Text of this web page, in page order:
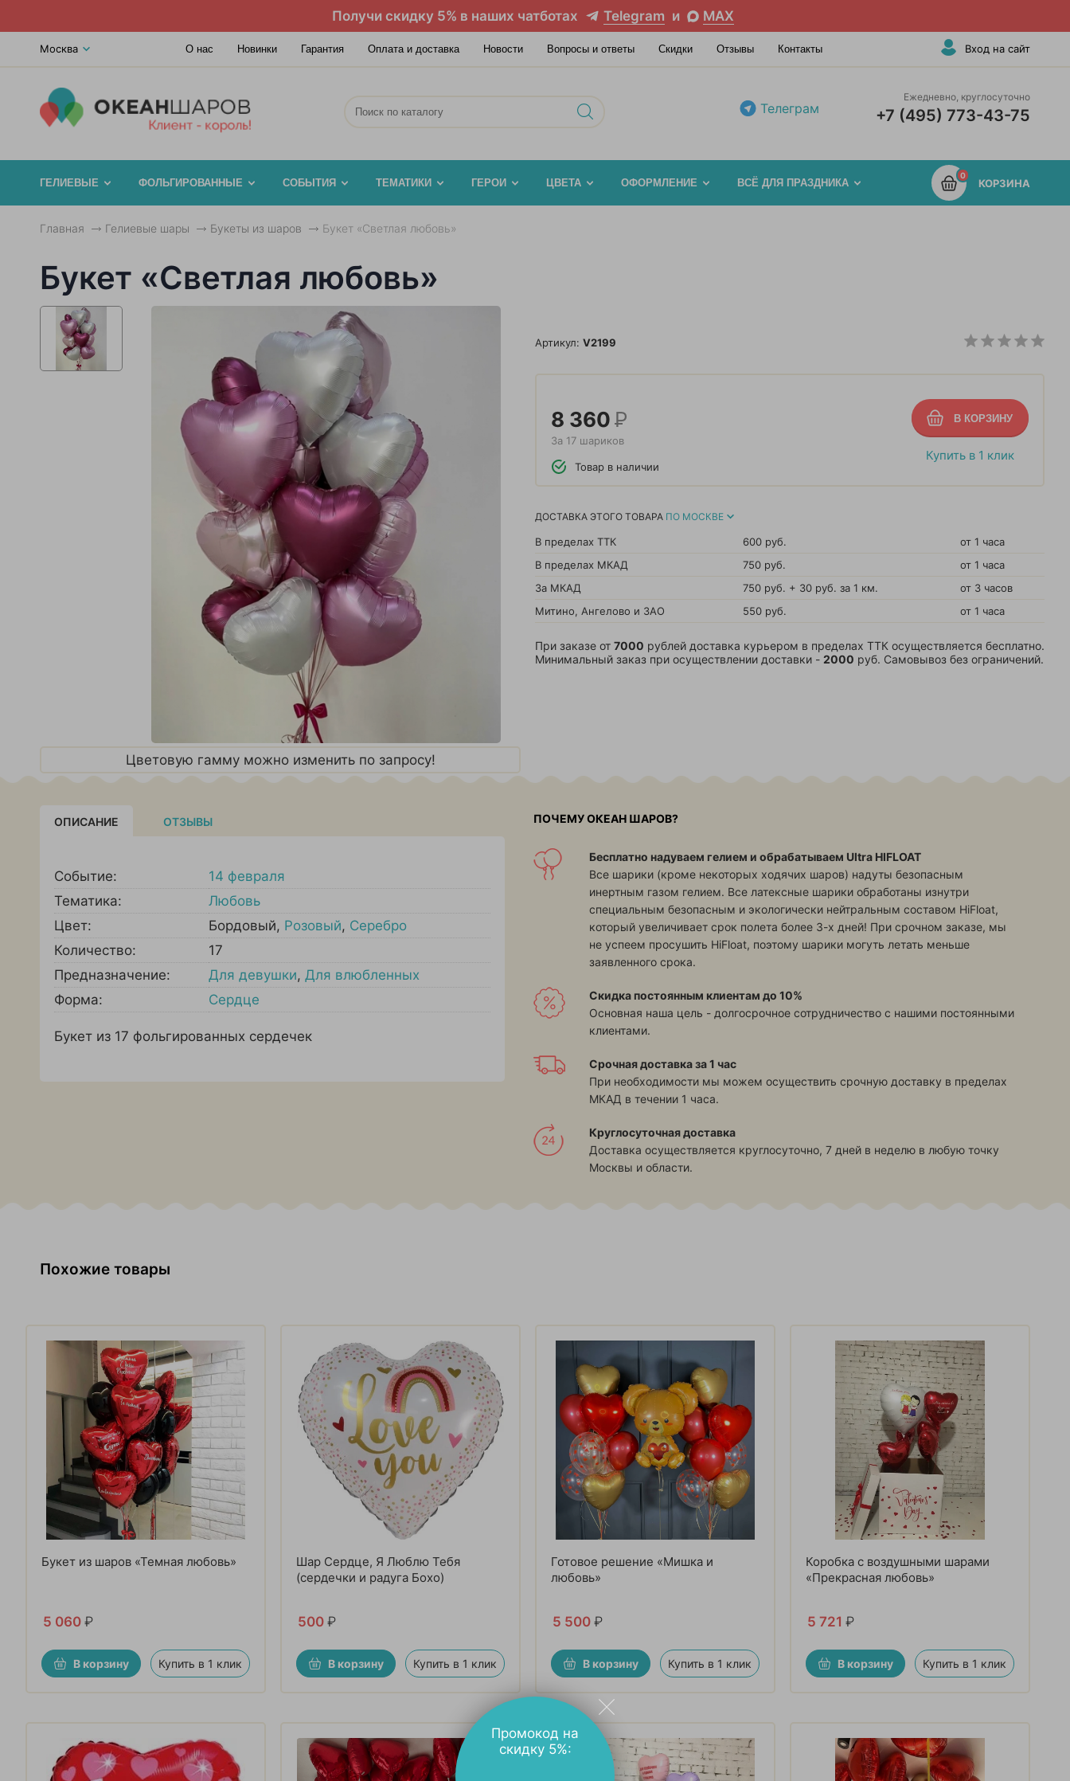
Получи скидку 5% в наших чатботах Telegram и MAX
Москва О нас Новинки Гарантия Оплата и доставка Новости Вопросы и ответы Скидки Отзывы Контакты Вход на сайт
Телеграм
Ежедневно, круглосуточно
+7 (495) 773-43-75
0
КОРЗИНА
ГЕЛИЕВЫЕ ФОЛЬГИРОВАННЫЕ СОБЫТИЯ ТЕМАТИКИ ГЕРОИ ЦВЕТА ОФОРМЛЕНИЕ ВСЁ ДЛЯ ПРАЗДНИКА
Главная Гелиевые шары Букеты из шаров Букет «Светлая любовь»
Букет «Светлая любовь»
Цветовую гамму можно изменить по запросу!
Артикул: V2199
Купить в 1 клик
8 360Р
За 17 шариков
Товар в наличии
ДОСТАВКА ЭТОГО ТОВАРА ПО МОСКВЕ
В пределах ТТК 600 руб.
от 1 часа
В пределах МКАД
750 руб.
от 1 часа
За МКАД
750 руб. + 30 руб. за 1 км.
от 3 часов
Митино, Ангелово и ЗАО
550 руб. от 1 часа
При заказе от 7000 рублей доставка курьером в пределах ТТК осуществляется бесплатно.
Минимальный заказ при осуществлении доставки - 2000 руб. Самовывоз без ограничений.
ОПИСАНИЕ ОТЗЫВЫ
Событие:
14 февраля
Тематика:
Любовь
Цвет:
Бордовый, Розовый, Серебро
Количество:
17
Предназначение:
Для девушки, Для влюбленных
Форма:
Сердце
Букет из 17 фольгированных сердечек
ПОЧЕМУ ОКЕАН ШАРОВ?
Бесплатно надуваем гелием и обрабатываем Ultra HIFLOAT
Все шарики (кроме некоторых ходячих шаров) надуты безопасным
инертным газом гелием. Все латексные шарики обработаны изнутри
специальным безопасным и экологически нейтральным составом HiFloat,
который увеличивает срок полета более 3-х дней! При срочном заказе, мы
не успеем просушить HiFloat, поэтому шарики могуть летать меньше
заявленного срока.
Скидка постоянным клиентам до 10%
Основная наша цель - долгосрочное сотрудничество с нашими постоянными
клиентами.
Срочная доставка за 1 час
При необходимости мы можем осуществить срочную доставку в пределах
МКАД в течении 1 часа.
Круглосуточная доставка
Доставка осуществляется круглосуточно, 7 дней в неделю в любую точку
Москвы и области.
Похожие товары
Букет из шаров «Темная любовь»
5 060 ₽
В корзину Купить в 1 клик
Шар Сердце, Я Люблю Тебя
(сердечки и радуга Бохо)
500 ₽
В корзину Купить в 1 клик
Готовое решение «Мишка и
любовь»
5 500 ₽
В корзину Купить в 1 клик
Коробка с воздушными шарами
«Прекрасная любовь»
5 721 ₽
В корзину Купить в 1 клик
Промокод на
скидку 5%: